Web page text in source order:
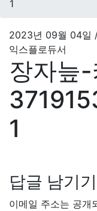
1
2023년 09월 04일
익스플로듀서
장자늪
1
답글 남기기
이메일 주소는 공개